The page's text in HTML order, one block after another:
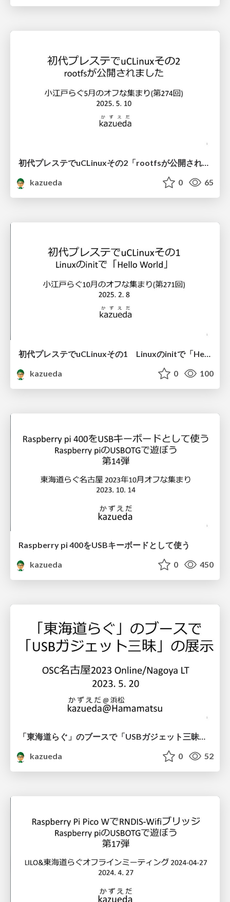
kazueda
0 65
初代プレステでuCLinuxその1 Linuxのinitで「Hello World」
kazueda
0 100
Raspberry pi 400をUSBキーボードとして使う
kazueda
0 450
「東海道らぐ」のブースで「USBガジェット三昧」の展示
kazueda
0 52